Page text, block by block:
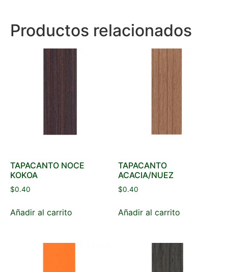
Productos relacionados
TAPACANTO NOCE
KOKOA
$0.40
Añadir al carrito
TAPACANTO
ACACIA/NUEZ
$0.40
Añadir al carrito